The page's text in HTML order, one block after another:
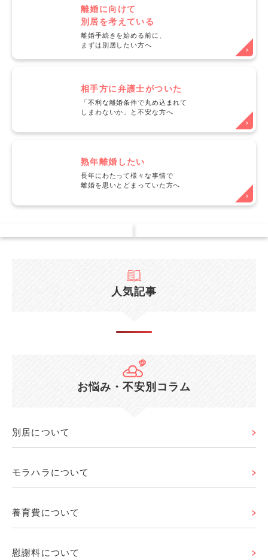
離婚に向けて
別居を考えている
離婚手続きを始める前に、
まずは別居したい方へ
相手方に弁護士がついた
「不利な離婚条件で丸め込まれて
しまわないか」と不安な方へ
熟年離婚したい
長年にわたって様々な事情で
離婚を思いとどまっていた方へ
人気記事
お悩み・不安別コラム
別居について
モラハラについて
養育費について
慰謝料について